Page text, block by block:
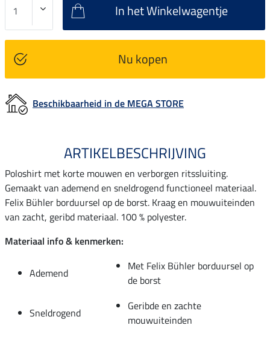
In het Winkelwagentje
Nu kopen
Beschikbaarheid in de MEGA STORE
ARTIKELBESCHRIJVING
Poloshirt met korte mouwen en verborgen ritssluiting.
Gemaakt van ademend en sneldrogend functioneel materiaal.
Felix Bühler borduursel op de borst. Kraag en mouwuiteinden
van zacht, geribd materiaal. 100 % polyester.
Materiaal info & kenmerken:
Ademend
Met Felix Bühler borduursel op
de borst
Sneldrogend
Geribde en zachte
mouwuiteinden